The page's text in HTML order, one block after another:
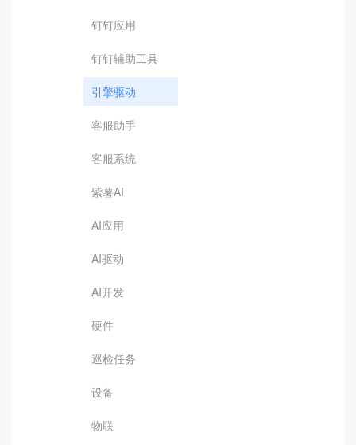
钉钉应用
钉钉辅助工具
引擎驱动
客服助手
客服系统
紫薯AI
AI应用
AI驱动
AI开发
硬件
巡检任务
设备
物联